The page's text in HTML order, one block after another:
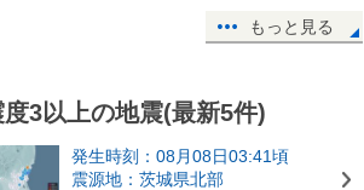
もっと見る
度3以上の地震(最新5件)
発生時刻：08月08日03:41頃
震源地：茨城県北部